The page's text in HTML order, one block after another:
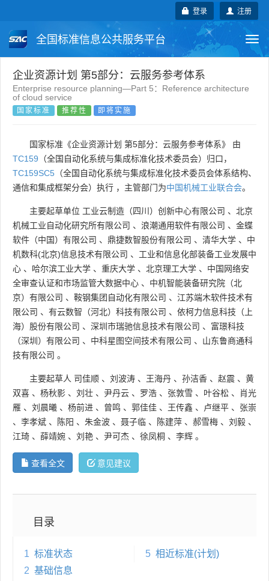
注册
登录
全国标准信息公共服务平台
国家标准 行业标准 地方标准
团体标准
企业资源计划 第5部分：云服务参考体系
Enterprise resource planning—Part 5：Reference architecture
of cloud service
国家标准 推荐性 即将实施
国家标准《企业资源计划 第5部分：云服务参考体系》 由
TC159 （全国自动化系统与集成标准化技术委员会）归口，
TC159SC5 （全国自动化系统与集成标准化技术委员会体系结构、
通信和集成框架分会）执行 ，主管部门为中国机械工业联合会。
主要起草单位 工业云制造（四川）创新中心有限公司 、 北京
机械工业自动化研究所有限公司 、 浪潮通用软件有限公司 、 金蝶
软件（中国）有限公司 、 鼎捷数智股份有限公司 、 清华大学 、 中
机数科(北京)信息技术有限公司 、 工业和信息化部装备工业发展中
心 、 哈尔滨工业大学 、 重庆大学 、 北京理工大学 、 中国网络安
全审查认证和市场监管大数据中心 、 中机智能装备研究院（北
京）有限公司 、 鞍钢集团自动化有限公司 、 江苏端木软件技术有
限公司 、 有云数智（河北）科技有限公司 、 依柯力信息科技（上
海）股份有限公司 、 深圳市瑞驰信息技术有限公司 、 富璟科技
（深圳）有限公司 、 中科星图空间技术有限公司 、 山东鲁商通科
技有限公司 。
主要起草人 司佳顺 、 刘波涛 、 王海丹 、 孙洁香 、 赵震 、 黄
双喜 、 杨秋影 、 刘壮 、 尹丹云 、 罗浩 、 张敦雪 、 叶谷松 、
肖光
雁 、 刘晨曦 、 杨前进 、 曾鸣 、 郭佳佳 、 王传鑫 、 卢继平 、 张崇
、 李孝斌 、 陈阳 、 朱金波 、 聂子临 、 陈建萍 、 郝雪梅 、 刘毅 、
江琦 、 薛靖婉 、 刘艳 、 尹可杰 、 徐凤桐 、 李辉 。
查看全文 意见建议
目录
1 标准状态
2 基础信息
5 相近标准(计划)